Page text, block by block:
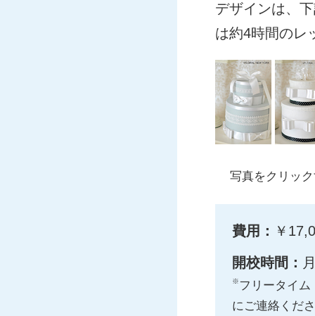
デザインは、
は約4時間のレ
写真をクリッ
費用： ￥
開校時間：
※フリータイ
にご連絡くだ